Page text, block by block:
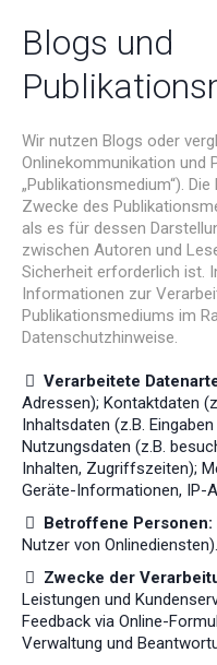
Blogs und
Wir nutzen Blogs oder
Onlinekommunikation und
„Publikationsmedium“).
Zwecke des
als es für dessen
zwischen Autoren und
Sicherheit erforderlich ist.
Informationen zur
Publikationsmediums im
Datenschutzhinweise.
Verarbeitete
Adressen); Kontaktdaten
Inhaltsdaten (z.B.
Nutzungsdaten (z.B.
Inhalten, Zugriffszeiten);
Geräte-Informationen, IP-
Betroffene Personen:
Nutzer von Onlinediensten).
Zwecke der
Leistungen und
Feedback via Online-
Verwaltung und